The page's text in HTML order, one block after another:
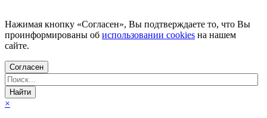
Нажимая кнопку «Согласен», Вы подтверждаете то, что Вы
проинформированы об использовании cookies на нашем
сайте.
Согласен
×